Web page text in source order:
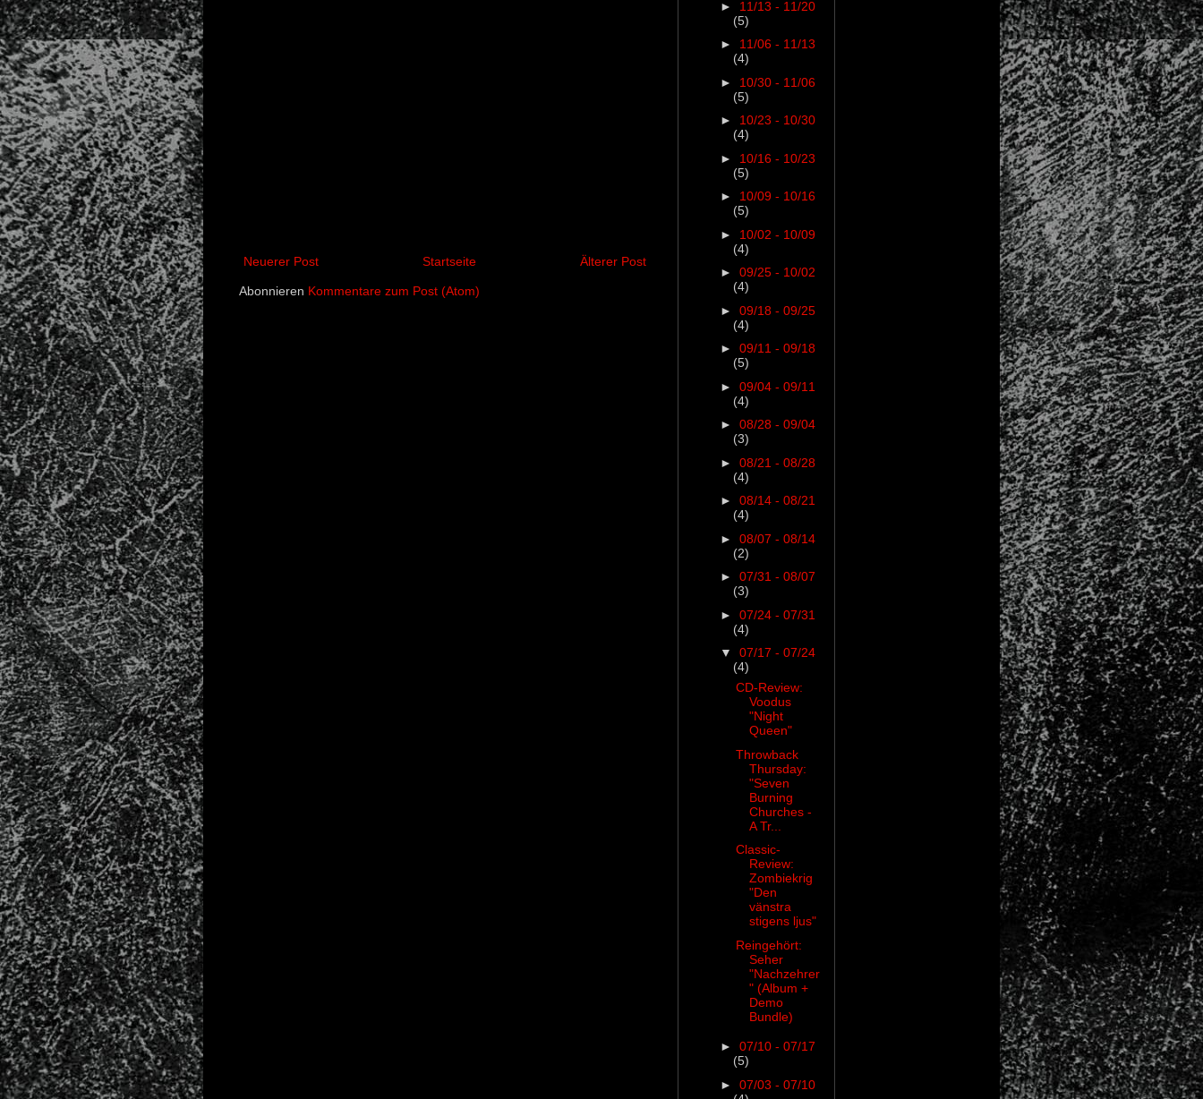
Neuerer Post Älterer Post
Startseite
Abonnieren Kommentare zum Post (Atom)
► 11/13 - 11/20
(5)
► 11/06 - 11/13
(4)
► 10/30 - 11/06
(5)
► 10/23 - 10/30
(4)
► 10/16 - 10/23
(5)
► 10/09 - 10/16
(5)
► 10/02 - 10/09
(4)
► 09/25 - 10/02
(4)
► 09/18 - 09/25
(4)
► 09/11 - 09/18
(5)
► 09/04 - 09/11
(4)
► 08/28 - 09/04
(3)
► 08/21 - 08/28
(4)
► 08/14 - 08/21
(4)
► 08/07 - 08/14
(2)
► 07/31 - 08/07
(3)
► 07/24 - 07/31
(4)
▼ 07/17 - 07/24
(4)
CD-Review:
Voodus
"Night
Queen"
Throwback
Thursday:
"Seven
Burning
Churches -
A Tr...
Classic-
Review:
Zombiekrig
"Den
vänstra
stigens ljus"
Reingehört:
Seher
"Nachzehrer
" (Album +
Demo
Bundle)
► 07/10 - 07/17
(5)
► 07/03 - 07/10